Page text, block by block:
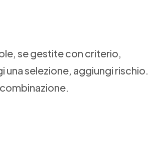
se gestite con criterio,
selezione, aggiungi rischio.